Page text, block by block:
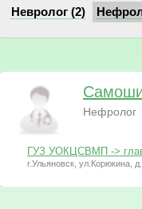
Невролог (2)
Нефролог
ГУЗ УОКЦСВМП ->
г.Ульяновск, ул.Корюкина,